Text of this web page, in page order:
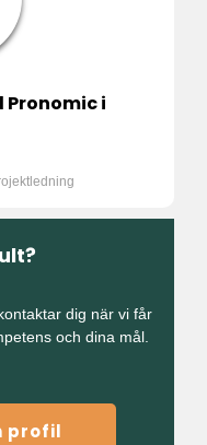
i
dig när vi får
och dina mål.
profil